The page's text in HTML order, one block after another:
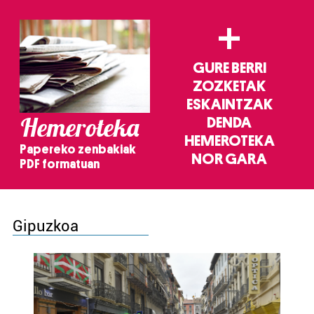
Hemeroteka
Papereko zenbakiak
PDF formatuan
+
GURE BERRI
ZOZKETAK
ESKAINTZAK
DENDA
HEMEROTEKA
NOR GARA
Gipuzkoa